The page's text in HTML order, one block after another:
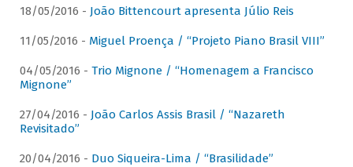
18/05/2016 - João Bittencourt apresenta Júlio Reis
11/05/2016 - Miguel Proença / “Projeto Piano Brasil VIII”
04/05/2016 - Trio Mignone / “Homenagem a Francisco
Mignone”
27/04/2016 - João Carlos Assis Brasil / “Nazareth
Revisitado”
20/04/2016 - Duo Siqueira-Lima / “Brasilidade”